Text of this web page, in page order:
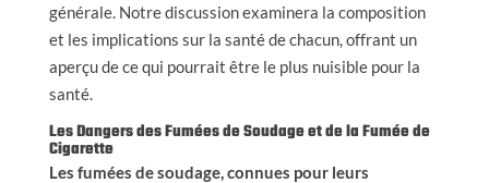
générale. Notre discussion examinera la composition
et les implications sur la santé de chacun, offrant un
aperçu de ce qui pourrait être le plus nuisible pour la
santé.
Les Dangers des Fumées de Soudage et de la Fumée de
Cigarette
Les fumées de soudage, connues pour leurs